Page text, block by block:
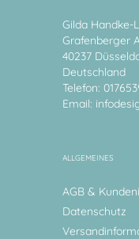
Gilda Handke-
Grafenberger
40237
Deutschland
Telefon:
Email:
ALLGEMEINES
AGB &
Datenschutz